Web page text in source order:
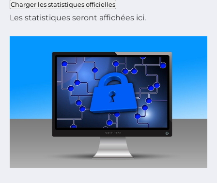
Charger les statistiques officielles
Les statistiques seront affichées ici.